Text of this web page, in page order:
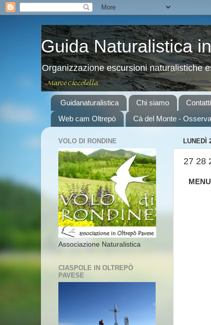
Guida Naturalistica
Organizzazione escursioni naturalistiche
Guidanaturalistica Chi siamo Contatti
Web cam Oltrepò
Cà del Monte -
LUNEDÌ
27 28
VOLO DI RONDINE
Associazione Naturalistica
CIASPOLE IN OLTREPÒ
PAVESE